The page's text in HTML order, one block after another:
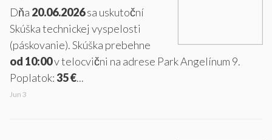
Dňa 20.06.2026sa uskutoční
Skúška technickej vyspelosti
(páskovanie). Skúška prebehne
od 10:00v telocvični na adrese Park Angelínum 9.
Poplatok: 35 €...
Jun 3